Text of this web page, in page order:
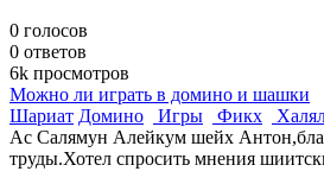
0 голосов
0 ответов
6k просмотров
Можно ли играть в домино и шашки
Шариат Домино Игры Фикх
Ас Салямун Алейкум шейх
труды.Хотел спросить мнения